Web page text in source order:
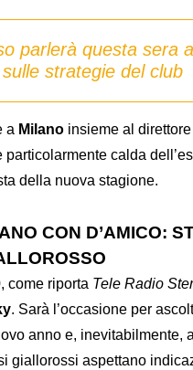
parlerà questa sera
strategie del club
a Milano insieme al
calda
della nuova stagione.
CON D’AMICO:
come riporta Tele Radio
. Sarà l’occasione per
anno e, inevitabilmente,
giallorossi aspettano